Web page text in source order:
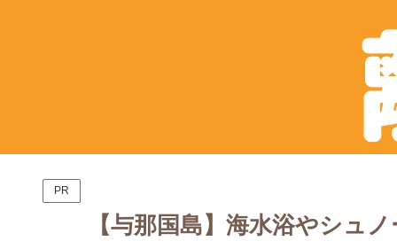
PR
【与那国島】海水浴やシュ